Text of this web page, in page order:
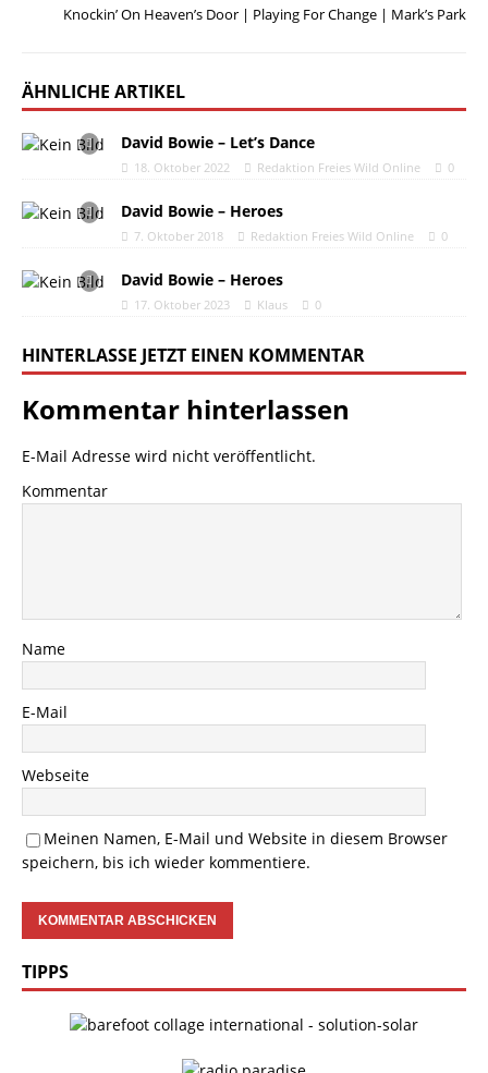
Knockin’ On Heaven’s Door | Playing For Change | Mark’s Park
ÄHNLICHE ARTIKEL
David Bowie – Let’s Dance
18. Oktober 2022 Redaktion Freies Wild Online 0
David Bowie – Heroes
7. Oktober 2018 Redaktion Freies Wild Online 0
David Bowie – Heroes
17. Oktober 2023 Klaus 0
HINTERLASSE JETZT EINEN KOMMENTAR
Kommentar hinterlassen
E-Mail Adresse wird nicht veröffentlicht.
Kommentar
Name
E-Mail
Webseite
Meinen Namen, E-Mail und Website in diesem Browser
speichern, bis ich wieder kommentiere.
TIPPS